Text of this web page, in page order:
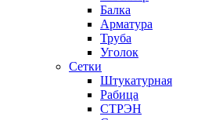
Балка
Арматура
Труба
Уголок
Сетки
Штукатурная
Рабица
СТРЭН